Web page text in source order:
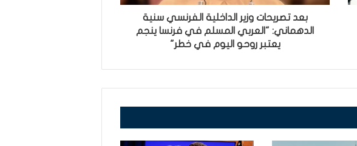
بعد تصريحات وزير الداخلية الفرنسي سنية
الدهماني: "العربي المسلم في فرنسا ينجم
يعتبر روحو اليوم في خطر"